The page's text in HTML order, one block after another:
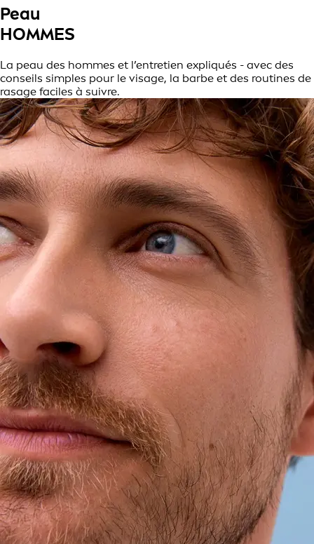
Peau
HOMMES
La peau des hommes et l’entretien expliqués - avec des
conseils simples pour le visage, la barbe et des routines de
rasage faciles à suivre.